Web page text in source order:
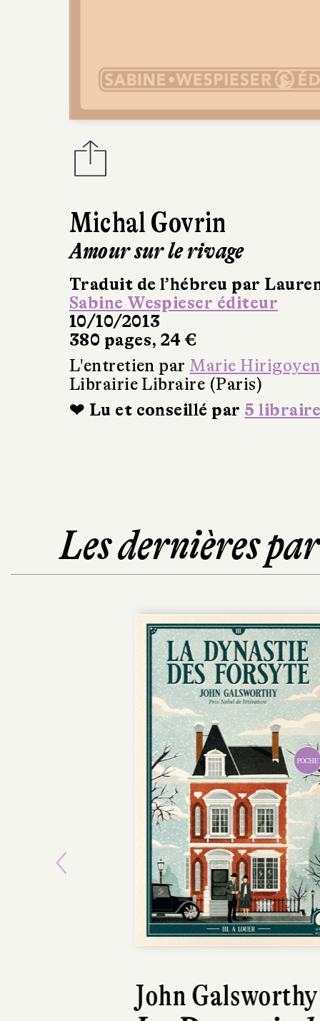
Michal Govrin
Amour sur le rivage
Traduit de l’hébreu par
Sabine Wespieser éditeur
10/10/2013
380 pages, 24 €
L'entretien par Marie Hirigoyen
Librairie Libraire (Paris)
❤ Lu et conseillé par 5
Les dernières
POCHE
John Galsworthy
Previous